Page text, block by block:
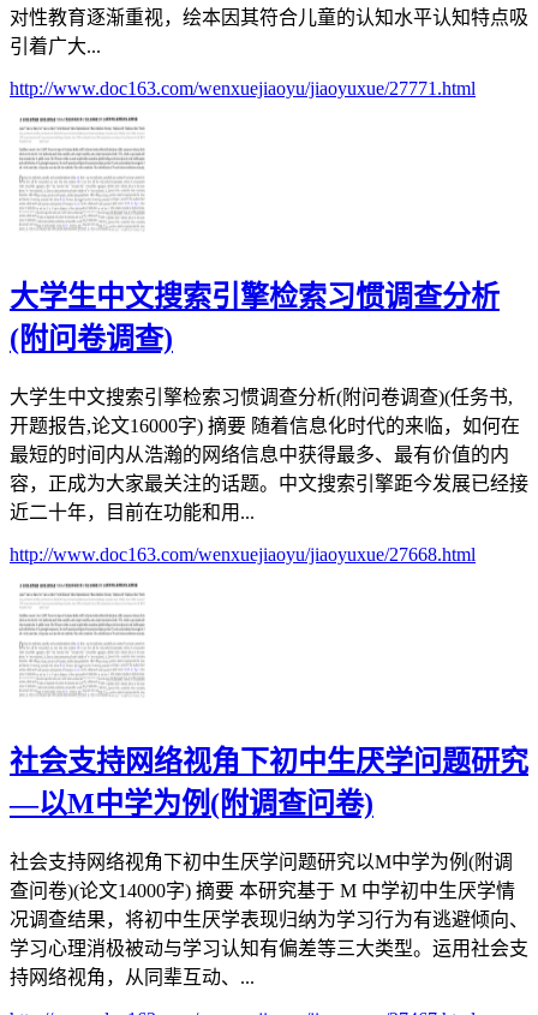
对性教育逐渐重视，绘本因其符合儿童的认知水平认知特点吸
引着广大...
http://www.doc163.com/wenxuejiaoyu/jiaoyuxue/27771.html
大学生中文搜索引擎检索习惯调查分析
(附问卷调查)
大学生中文搜索引擎检索习惯调查分析(附问卷调查)(任务书,
开题报告,论文16000字) 摘要 随着信息化时代的来临，如何在
最短的时间内从浩瀚的网络信息中获得最多、最有价值的内
容，正成为大家最关注的话题。中文搜索引擎距今发展已经接
近二十年，目前在功能和用...
http://www.doc163.com/wenxuejiaoyu/jiaoyuxue/27668.html
社会支持网络视角下初中生厌学问题研究
—以M中学为例(附调查问卷)
社会支持网络视角下初中生厌学问题研究以M中学为例(附调
查问卷)(论文14000字) 摘要 本研究基于 M 中学初中生厌学情
况调查结果，将初中生厌学表现归纳为学习行为有逃避倾向、
学习心理消极被动与学习认知有偏差等三大类型。运用社会支
持网络视角，从同辈互动、...